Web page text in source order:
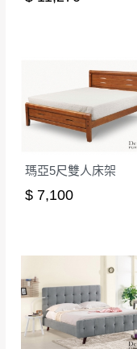
無回收家具服
回收,免付費清
訂單成立時請儘
殺價，商品均已
予折扣，請密切
三日內若未接獲
潔隊回收,免付費
瑪亞5尺雙人床架
$ 7,100